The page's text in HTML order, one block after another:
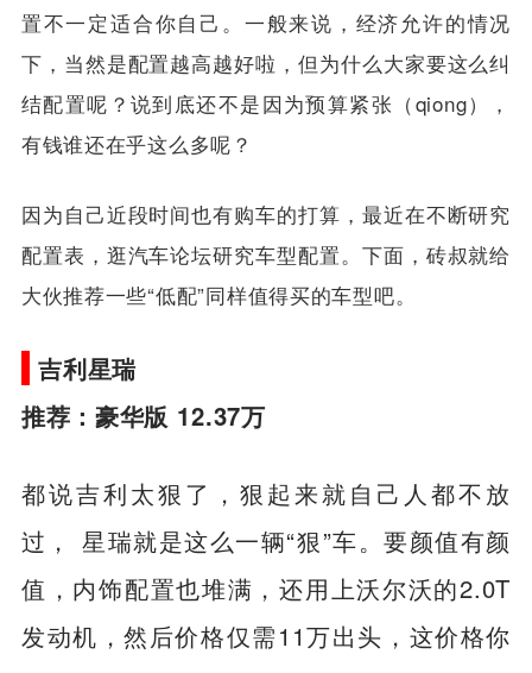
置不一定适合你自己。一般来说，经济允许的情况
下，当然是配置越高越好啦，但为什么大家要这么纠
结配置呢？说到底还不是因为预算紧张（qiong），
有钱谁还在乎这么多呢？
因为自己近段时间也有购车的打算，最近在不断研究
配置表，逛汽车论坛研究车型配置。下面，砖叔就给
大伙推荐一些“低配”同样值得买的车型吧。
吉利星瑞
推荐：豪华版 12.37万
都说吉利太狠了，狠起来就自己人都不放
过， 星瑞就是这么一辆“狠”车。要颜值有颜
值，内饰配置也堆满，还用上沃尔沃的2.0T
发动机，然后价格仅需11万出头，这价格你